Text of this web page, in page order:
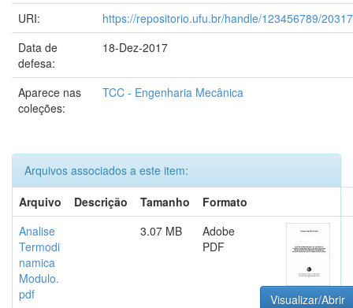
URI:
https://repositorio.ufu.br/handle/123456789/20317
Data de
defesa:
18-Dez-2017
Aparece nas
coleções:
TCC - Engenharia Mecânica
Arquivos associados a este item:
Arquivo
Descrição Tamanho
Formato
Analise
Termodi
namica
Modulo.
pdf
3.07 MB
Adobe
PDF
Visualizar/Abrir